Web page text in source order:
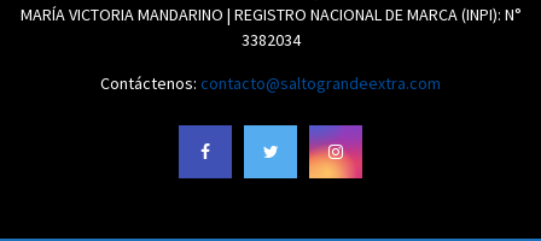
MARÍA VICTORIA MANDARINO | REGISTRO NACIONAL DE MARCA (INPI): N°
3382034
Contáctenos: contacto@saltograndeextra.com